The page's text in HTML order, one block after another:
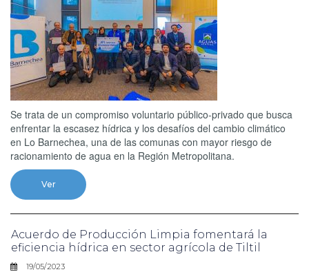
Se trata de un compromiso voluntario público-privado que busca
enfrentar la escasez hídrica y los desafíos del cambio climático
en Lo Barnechea, una de las comunas con mayor riesgo de
racionamiento de agua en la Región Metropolitana.
Ver
Acuerdo de Producción Limpia fomentará la
eficiencia hídrica en sector agrícola de Tiltil
19/05/2023